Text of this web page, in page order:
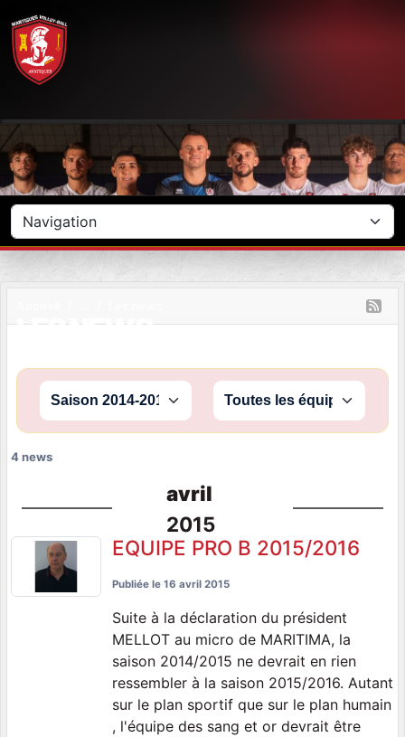
LES NEWS
4 news
avril
2015
EQUIPE PRO B 2015/2016
Publiée le 16 avril 2015
Suite à la déclaration du président
MELLOT au micro de MARITIMA, la
saison 2014/2015 ne devrait en rien
ressembler à la saison 2015/2016. Autant
sur le plan sportif que sur le plan humain
, l'équipe des sang et or devrait être
Panneau de gestion des cookies